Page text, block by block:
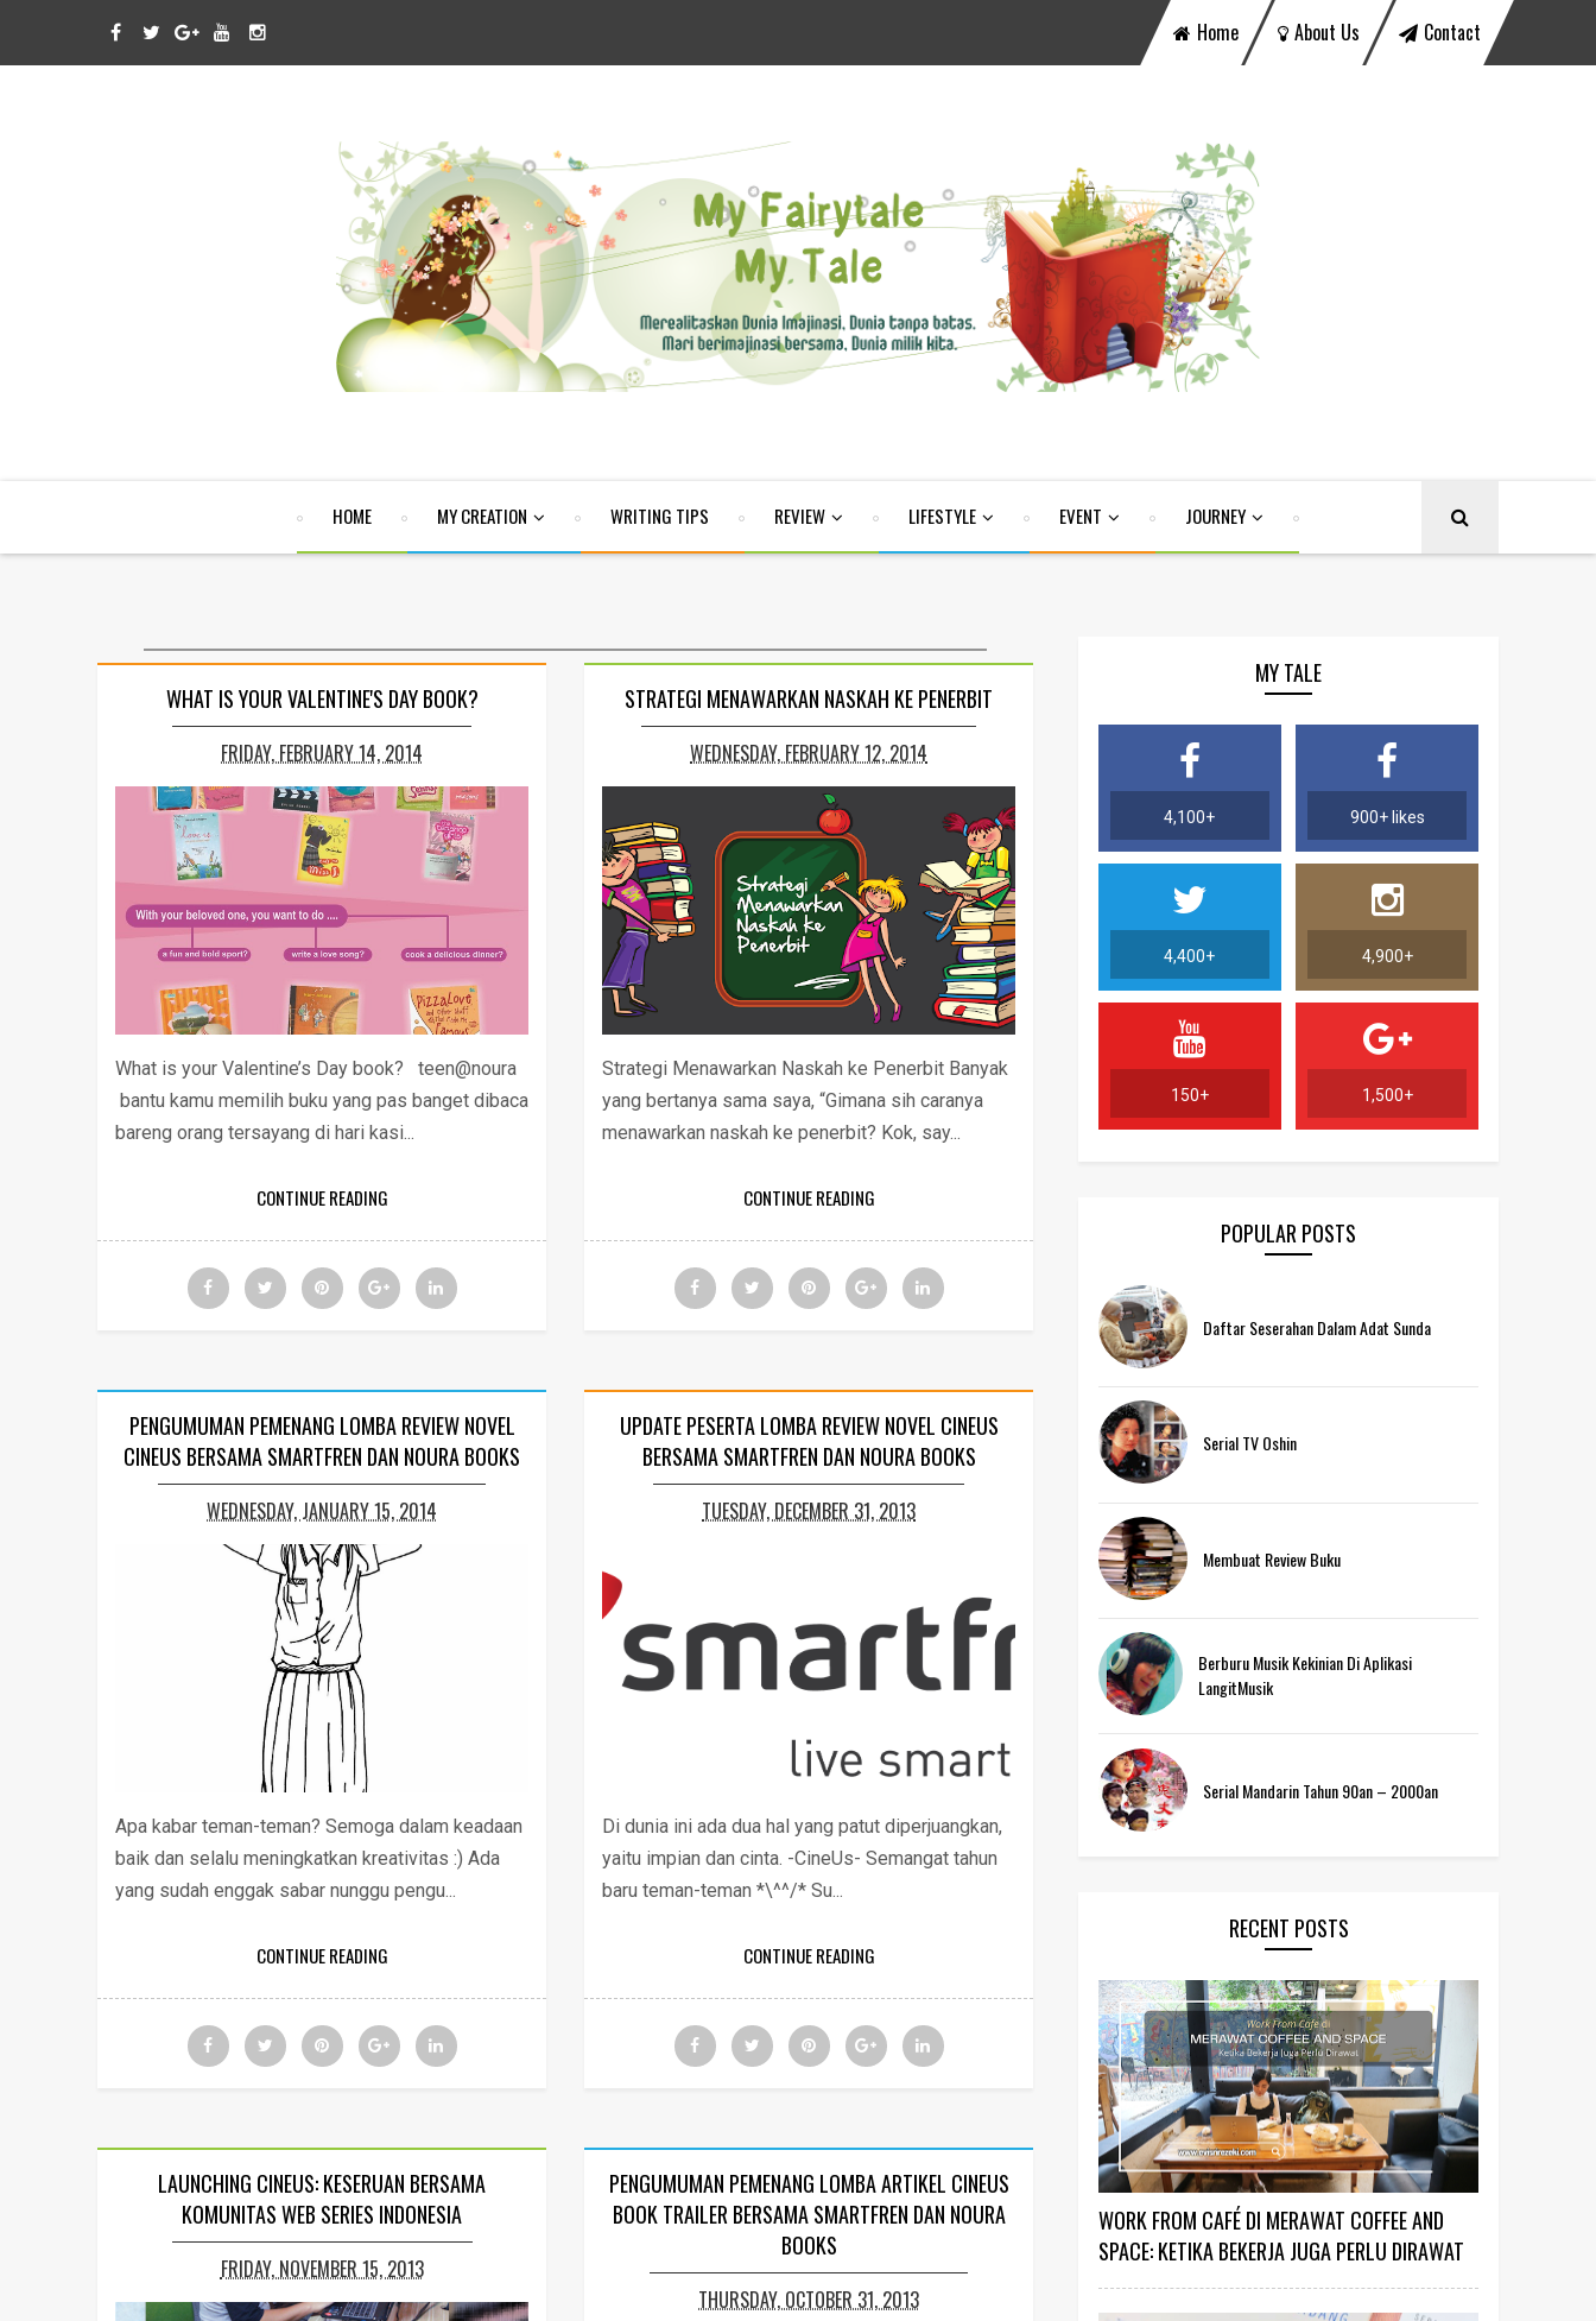
Home About Us Contact
HOME MY CREATION WRITING TIPS REVIEW LIFESTYLE EVENT JOURNEY
WHAT IS YOUR VALENTINE'S DAY BOOK?
FRIDAY, FEBRUARY 14, 2014
What is your Valentine’s Day book? teen@noura
bantu kamu memilih buku yang pas banget dibaca
bareng orang tersayang di hari kasi...
CONTINUE READING
STRATEGI MENAWARKAN NASKAH KE PENERBIT
WEDNESDAY, FEBRUARY 12, 2014
Strategi Menawarkan Naskah ke Penerbit Banyak
yang bertanya sama saya, “Gimana sih caranya
menawarkan naskah ke penerbit? Kok, say...
CONTINUE READING
PENGUMUMAN PEMENANG LOMBA REVIEW NOVEL
CINEUS BERSAMA SMARTFREN DAN NOURA BOOKS
WEDNESDAY, JANUARY 15, 2014
Apa kabar teman-teman? Semoga dalam keadaan
baik dan selalu meningkatkan kreativitas :) Ada
yang sudah enggak sabar nunggu pengu...
CONTINUE READING
UPDATE PESERTA LOMBA REVIEW NOVEL CINEUS
BERSAMA SMARTFREN DAN NOURA BOOKS
TUESDAY, DECEMBER 31, 2013
Di dunia ini ada dua hal yang patut diperjuangkan,
yaitu impian dan cinta. -CineUs- Semangat tahun
baru teman-teman *\^^/* Su...
CONTINUE READING
LAUNCHING CINEUS: KESERUAN BERSAMA
KOMUNITAS WEB SERIES INDONESIA
FRIDAY, NOVEMBER 15, 2013
PENGUMUMAN PEMENANG LOMBA ARTIKEL CINEUS
BOOK TRAILER BERSAMA SMARTFREN DAN NOURA
BOOKS
THURSDAY, OCTOBER 31, 2013
MY TALE
4,100+ 900+ likes
4,400+ 4,900+
150+ 1,500+
POPULAR POSTS
Daftar Seserahan Dalam Adat Sunda
Serial TV Oshin
Membuat Review Buku
Berburu Musik Kekinian Di Aplikasi
LangitMusik
Serial Mandarin Tahun 90an – 2000an
RECENT POSTS
WORK FROM CAFÉ DI MERAWAT COFFEE AND
SPACE: KETIKA BEKERJA JUGA PERLU DIRAWAT